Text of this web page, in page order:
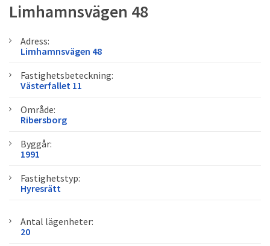
Limhamnsvägen 48
Adress:
Limhamnsvägen 48
Fastighetsbeteckning:
Västerfallet 11
Område:
Ribersborg
Byggår:
1991
Fastighetstyp:
Hyresrätt
Antal lägenheter:
20